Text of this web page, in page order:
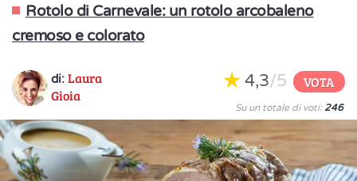
Rotolo di Carnevale: un rotolo arcobaleno
cremoso e colorato
di: Laura
Gioia
4,3/5 VOTA
Su un totale di voti: 246